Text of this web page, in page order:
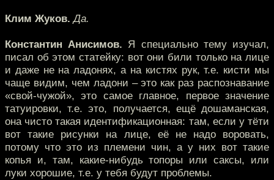
Клим Жуков. Да.
Константин Анисимов. Я специально тему изучал,
писал об этом статейку: вот они били только на лице
и даже не на ладонях, а на кистях рук, т.е. кисти мы
чаще видим, чем ладони – это как раз распознавание
«свой-чужой», это самое главное, первое значение
татуировки, т.е. это, получается, ещё дошаманская,
она чисто такая идентификационная: там, если у тёти
вот такие рисунки на лице, её не надо воровать,
потому что это из племени чин, а у них вот такие
копья и, там, какие-нибудь топоры или саксы, или
луки хорошие, т.е. у тебя будут проблемы.